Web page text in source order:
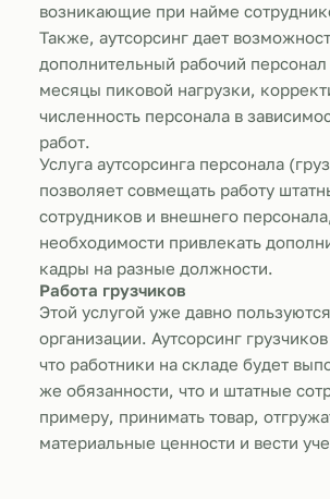
возникающие при найме
Также, аутсорсинг дает
дополнительный рабочий персонал
месяцы пиковой нагрузки,
численность персонала в
работ.
Услуга аутсорсинга персонала
позволяет совмещать работу
сотрудников и внешнего
необходимости привлекать
кадры на разные должности.
Работа грузчиков
Этой услугой уже давно
организации. Аутсорсинг
что работники на складе будет
же обязанности, что и штатные
примеру, принимать товар,
материальные ценности и вести